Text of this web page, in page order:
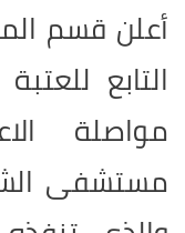
أعلن قسم
التابع
مواصلة
مستشفى